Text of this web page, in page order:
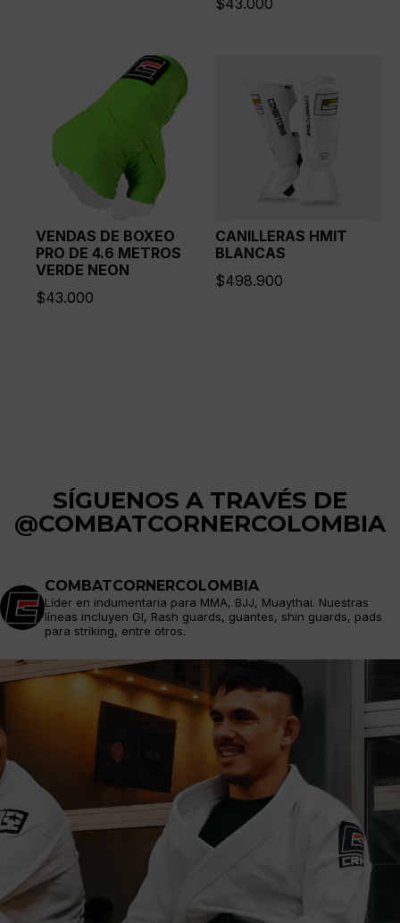
$43.000
VENDAS DE BOXEO
PRO DE 4.6 METROS
VERDE NEON
$43.000
CANILLERAS HMIT
BLANCAS
$498.900
SÍGUENOS A TRAVÉS DE
@COMBATCORNERCOLOMBIA
COMBATCORNERCOLOMBIA
Líder en indumentaria para MMA, BJJ, Muaythai. Nuestras
líneas incluyen GI, Rash guards, guantes, shin guards, pads
para striking, entre otros.